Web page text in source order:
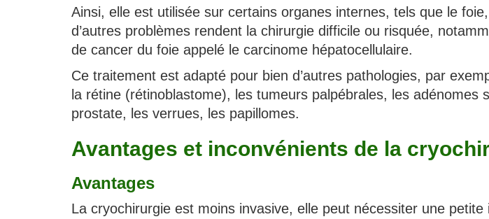
Ainsi, elle est utilisée sur certains organes internes, tels que le
d’autres problèmes rendent la chirurgie difficile ou risquée,
de cancer du foie appelé le carcinome hépatocellulaire.
Ce traitement est adapté pour bien d’autres pathologies, par
la rétine (rétinoblastome), les tumeurs palpébrales, les adénomes
prostate, les verrues, les papillomes.
Avantages et inconvénients de la
Avantages
La cryochirurgie est moins invasive, elle peut nécessiter une petite